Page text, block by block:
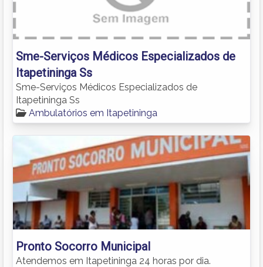
Sme-Serviços Médicos Especializados de
Itapetininga Ss
Sme-Serviços Médicos Especializados de
Itapetininga Ss
Ambulatórios em Itapetininga
Pronto Socorro Municipal
Atendemos em Itapetininga 24 horas por dia.